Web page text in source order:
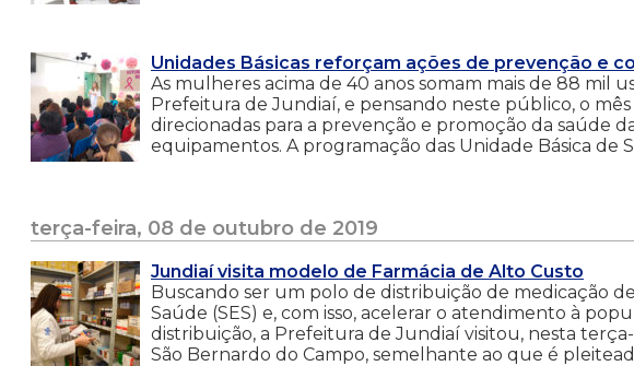
Unidades Básicas reforçam ações de prevenção e
As mulheres acima de 40 anos somam mais de 88 mil
Prefeitura de Jundiaí, e pensando neste público, o
direcionadas para a prevenção e promoção da saúde
equipamentos. A programação das Unidade Básica de
terça-feira, 08 de outubro de 2019
Jundiaí visita modelo de Farmácia de Alto Custo
Buscando ser um polo de distribuição de medicação
Saúde (SES) e, com isso, acelerar o atendimento à
distribuição, a Prefeitura de Jundiaí visitou, nesta
São Bernardo do Campo, semelhante ao que é